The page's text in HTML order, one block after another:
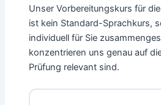
Unser Vorbereitungskurs für
ist kein Standard-Sprachkurs,
individuell für Sie
konzentrieren uns genau auf
Prüfung relevant sind.